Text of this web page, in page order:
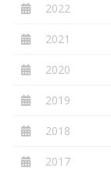
2022
2021
2020
2019
2018
2017